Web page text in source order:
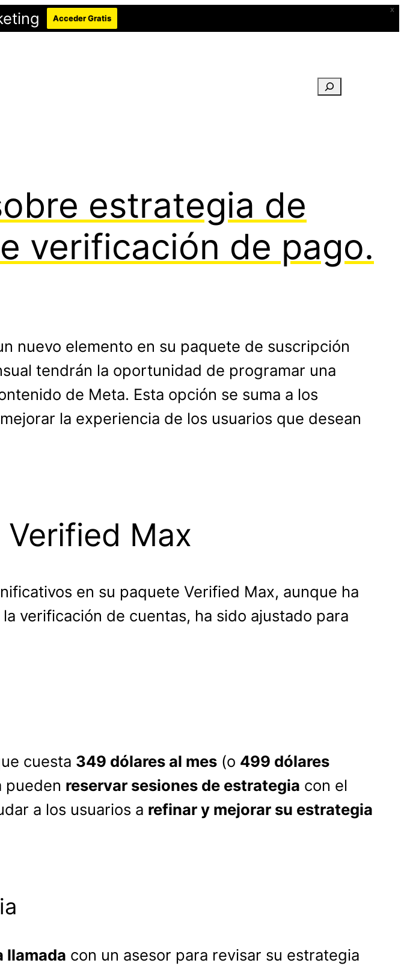
X
Acceder Gratis
Buscar
estrategia de
verificación de pago.
nuevo elemento en su paquete de suscripción
tendrán la oportunidad de programar una
de Meta. Esta opción se suma a los
la experiencia de los usuarios que desean
Max
en su paquete Verified Max, aunque ha
verificación de cuentas, ha sido ajustado para
cuesta 349 dólares al mes (o 499 dólares
pueden reservar sesiones de estrategia con el
a los usuarios a refinar y mejorar su estrategia
llamada con un asesor para revisar su estrategia